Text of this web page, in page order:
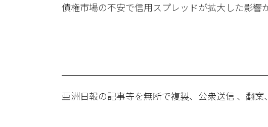
債権市場の不安で信用スプレッドが拡大した影響
亜洲日報の記事等を無断で複製、公衆送信 、翻案